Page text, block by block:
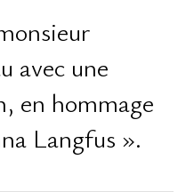
avec une
en hommage
Langfus ».